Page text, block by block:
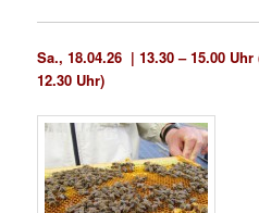
Sa., 18.04.26 | 13.30 – 15.00
12.30 Uhr)